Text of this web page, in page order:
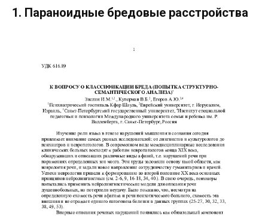
1. Параноидные бредовые расстройства